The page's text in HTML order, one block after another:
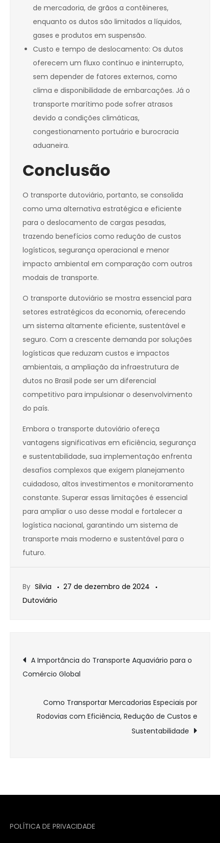
de mercadoria, de grãos a contêineres,
enquanto os dutos são limitados a líquidos,
gases e produtos em suspensão.
Custo e tempo de deslocamento: Os dutos
oferecem um fluxo contínuo e ininterrupto,
sem depender de fatores externos, como
clima e disponibilidade de embarcações. Já o
transporte marítimo pode sofrer atrasos
devido a condições climáticas,
congestionamento portuário e burocracia
aduaneira.
Conclusão
O transporte dutoviário, portanto, se consolida
como uma alternativa estratégica e eficiente
para o deslocamento de cargas pesadas,
trazendo benefícios como redução de custos
logísticos, segurança operacional e menor
impacto ambiental em comparação com outros
modais de transporte.
O transporte dutoviário se mostra essencial para
setores estratégicos da economia, oferecendo
um sistema altamente eficiente, sustentável e
seguro. Com a crescente demanda por soluções
logísticas que reduzam custos e impactos
ambientais, a ampliação da infraestrutura de
dutos no Brasil pode ser um diferencial
competitivo para impulsionar o desenvolvimento
do país.
Embora o transporte dutoviário ofereça
vantagens significativas em eficiência, segurança
e sustentabilidade, sua implementação enfrenta
desafios complexos que exigem planejamento
cuidadoso, altos investimentos e monitoramento
constante. Superar essas limitações é essencial
para ampliar o uso desse modal e fortalecer a
logística nacional, garantindo um sistema de
transporte mais moderno e sustentável para o
futuro.
By Silvia
27 de dezembro de 2024
Dutoviário
Navegação
de
Post
A Importância do Transporte Aquaviário para o
Comércio Global
Como Transportar Mercadorias Especiais por
Rodovias com Eficiência, Redução de Custos e
Sustentabilidade
POLÍTICA DE PRIVACIDADE